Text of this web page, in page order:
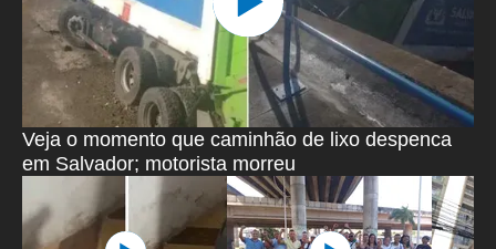
Veja o momento que caminhão de lixo despenca
em Salvador; motorista morreu